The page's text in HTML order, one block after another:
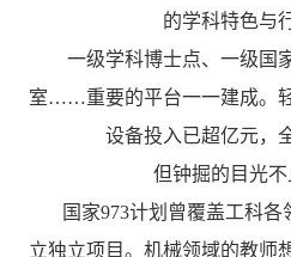
的学科特色与
一级学科博士点、一级国
室……重要的平台一一建成。
设备投入已超亿元，
但钟掘的目光不
国家973计划曾覆盖工科
立独立项目。机械领域的教师